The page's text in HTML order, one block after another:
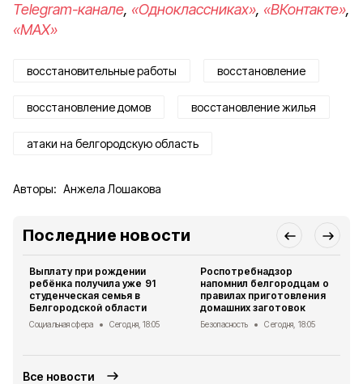
Telegram-канале, «Одноклассниках», «ВКонтакте»,
«MAX»
восстановительные работы восстановление
восстановление домов восстановление жилья
атаки на белгородскую область
Авторы: Анжела Лошакова
Последние новости
Выплату при рождении
ребёнка получила уже 91
студенческая семья в
Белгородской области
Социальная сфера Сегодня, 18:05
Роспотребнадзор
напомнил белгородцам о
правилах приготовления
домашних заготовок
Безопасность Сегодня, 18:05
Все новости